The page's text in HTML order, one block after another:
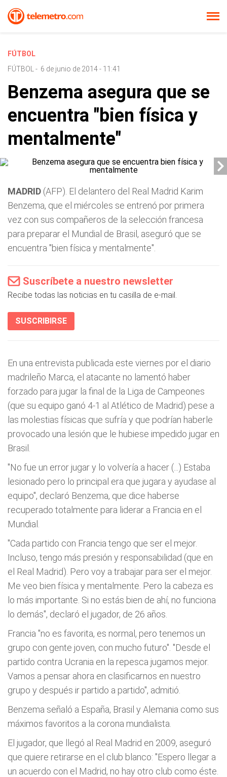
FÚTBOL
FÚTBOL
- 6 de junio de 2014 - 11:41
Benzema asegura que se
encuentra "bien física y
mentalmente"
MADRID (AFP). El delantero del Real Madrid Karim
Benzema, que el miércoles se entrenó por primera
vez con sus compañeros de la selección francesa
para preparar el Mundial de Brasil, aseguró que se
encuentra "bien física y mentalmente".
Suscríbete a nuestro newsletter
Recibe todas las noticias en tu casilla de e-mail.
SUSCRIBIRSE
En una entrevista publicada este viernes por el diario
madrileño Marca, el atacante no lamentó haber
forzado para jugar la final de la Liga de Campeones
(que su equipo ganó 4-1 al Atlético de Madrid) pese a
las molestias físicas que sufría y que podrían haberle
provocado una lesión que le hubiese impedido jugar en
Brasil.
"No fue un error jugar y lo volvería a hacer (...) Estaba
lesionado pero lo principal era que jugara y ayudase al
equipo", declaró Benzema, que dice haberse
recuperado totalmente para liderar a Francia en el
Mundial.
"Cada partido con Francia tengo que ser el mejor.
Incluso, tengo más presión y responsabilidad (que en
el Real Madrid). Pero voy a trabajar para ser el mejor.
Me veo bien física y mentalmente. Pero la cabeza es
lo más importante. Si no estás bien de ahí, no funciona
lo demás", declaró el jugador, de 26 años.
Francia "no es favorita, es normal, pero tenemos un
grupo con gente joven, con mucho futuro". "Desde el
partido contra Ucrania en la repesca jugamos mejor.
Vamos a pensar ahora en clasificarnos en nuestro
grupo y después ir partido a partido", admitió.
Benzema señaló a España, Brasil y Alemania como sus
máximos favoritos a la corona mundialista.
El jugador, que llegó al Real Madrid en 2009, aseguró
que quiere retirarse en el club blanco: "Espero llegar a
un acuerdo con el Madrid, no hay otro club como éste.